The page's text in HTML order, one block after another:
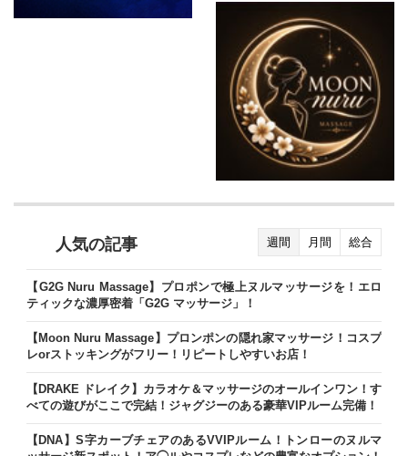
人気の記事 週間 月間 総合
【G2G Nuru Massage】プロポンで極上ヌルマッサージを！エロ
ティックな濃厚密着「G2G マッサージ」！
【Moon Nuru Massage】プロンポンの隠れ家マッサージ！コスプ
レorストッキングがフリー！リピートしやすいお店！
【DRAKE ドレイク】カラオケ＆マッサージのオールインワン！す
べての遊びがここで完結！ジャグジーのある豪華VIPルーム完備！
【DNA】S字カーブチェアのあるVVIPルーム！トンローのヌルマ